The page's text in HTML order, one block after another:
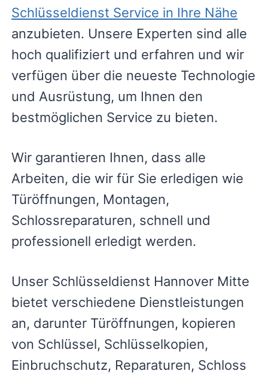
Schlüsseldienst Service in Ihre Nähe
anzubieten. Unsere Experten sind alle
hoch qualifiziert und erfahren und wir
verfügen über die neueste Technologie
und Ausrüstung, um Ihnen den
bestmöglichen Service zu bieten.
Wir garantieren Ihnen, dass alle
Arbeiten, die wir für Sie erledigen wie
Türöffnungen, Montagen,
Schlossreparaturen, schnell und
professionell erledigt werden.
Unser Schlüsseldienst Hannover Mitte
bietet verschiedene Dienstleistungen
an, darunter Türöffnungen, kopieren
von Schlüssel, Schlüsselkopien,
Einbruchschutz, Reparaturen, Schloss